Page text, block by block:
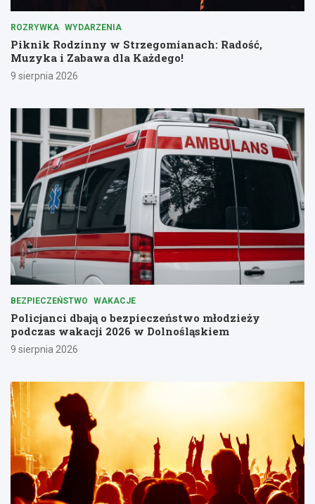
ROZRYWKA WYDARZENIA
Piknik Rodzinny w Strzegomianach: Radość,
Muzyka i Zabawa dla Każdego!
9 sierpnia 2026
BEZPIECZEŃSTWO WAKACJE
Policjanci dbają o bezpieczeństwo młodzieży
podczas wakacji 2026 w Dolnośląskiem
9 sierpnia 2026